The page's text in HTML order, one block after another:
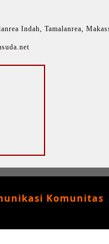
Indah, Tamalanrea,
Komunitas